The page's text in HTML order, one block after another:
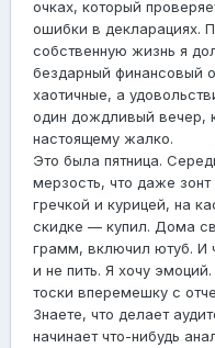
очках, который
ошибки в декларациях.
собственную жизнь я
бездарный финансовый
хаотичные, а
один дождливый вечер,
настоящему жалко.
Это была пятница.
мерзость, что даже
гречкой и курицей, на
скидке — купил. Дома
грамм, включил ютуб. И
и не пить. Я хочу
тоски вперемешку с
Знаете, что делает
начинает что-нибудь